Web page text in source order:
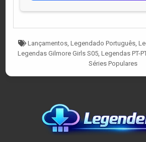
Tagged
Lançamentos, Legendado Português,
Legendas Gilmore Girls S05, Legendas PT-
Séries Populares